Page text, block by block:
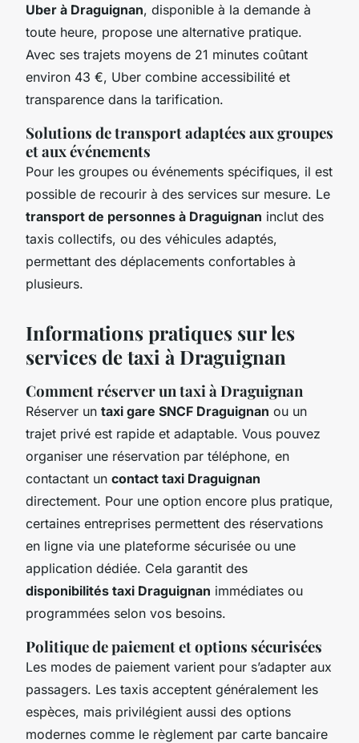
Uber à Draguignan, disponible à la demande à
toute heure, propose une alternative pratique.
Avec ses trajets moyens de 21 minutes coûtant
environ 43 €, Uber combine accessibilité et
transparence dans la tarification.
Solutions de transport adaptées aux groupes
et aux événements
Pour les groupes ou événements spécifiques, il est
possible de recourir à des services sur mesure. Le
transport de personnes à Draguignan inclut des
taxis collectifs, ou des véhicules adaptés,
permettant des déplacements confortables à
plusieurs.
Informations pratiques sur les
services de taxi à Draguignan
Comment réserver un taxi à Draguignan
Réserver un taxi gare SNCF Draguignan ou un
trajet privé est rapide et adaptable. Vous pouvez
organiser une réservation par téléphone, en
contactant un contact taxi Draguignan
directement. Pour une option encore plus pratique,
certaines entreprises permettent des réservations
en ligne via une plateforme sécurisée ou une
application dédiée. Cela garantit des
disponibilités taxi Draguignan immédiates ou
programmées selon vos besoins.
Politique de paiement et options sécurisées
Les modes de paiement varient pour s’adapter aux
passagers. Les taxis acceptent généralement les
espèces, mais privilégient aussi des options
modernes comme le règlement par carte bancaire